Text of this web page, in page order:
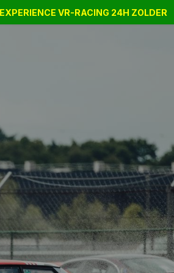
Company Events Annonces
VR-RACING 24H ZOLDER